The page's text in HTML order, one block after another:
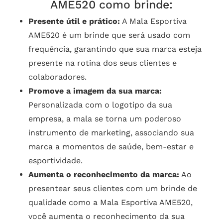
AME520 como brinde:
Presente útil e prático: A Mala Esportiva
AME520 é um brinde que será usado com
frequência, garantindo que sua marca esteja
presente na rotina dos seus clientes e
colaboradores.
Promove a imagem da sua marca:
Personalizada com o logotipo da sua
empresa, a mala se torna um poderoso
instrumento de marketing, associando sua
marca a momentos de saúde, bem-estar e
esportividade.
Aumenta o reconhecimento da marca: Ao
presentear seus clientes com um brinde de
qualidade como a Mala Esportiva AME520,
você aumenta o reconhecimento da sua